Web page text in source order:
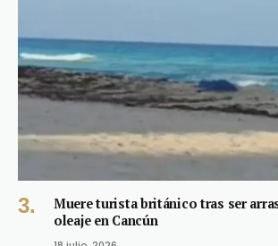
Muere turista británico tras ser
oleaje en Cancún